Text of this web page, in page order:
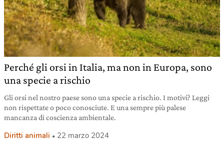
Perché gli orsi in Italia, ma non in Europa, sono
una specie a rischio
Gli orsi nel nostro paese sono una specie a rischio. I motivi? Leggi
non rispettate o poco conosciute. E una sempre più palese
mancanza di coscienza ambientale.
Diritti animali 22 marzo 2024